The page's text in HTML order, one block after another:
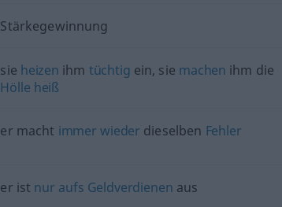
Stärkegewinnung
sie heizen ihm tüchtig ein, sie machen ihm die
Hölle heiß
er macht immer wieder dieselben Fehler
er ist nur aufs Geldverdienen aus